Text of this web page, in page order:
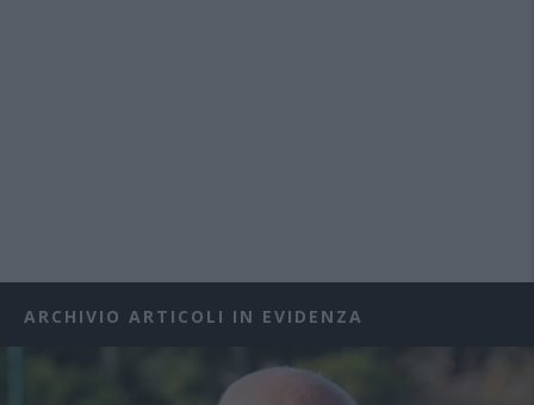
ARCHIVIO ARTICOLI IN EVIDENZA